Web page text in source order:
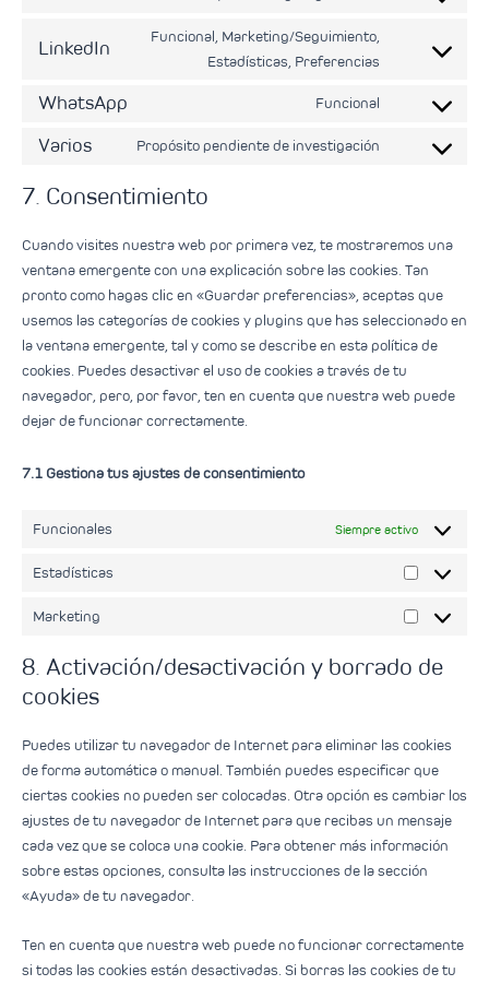
LinkedIn
Funcional, Marketing/Seguimiento,
Estadísticas, Preferencias
WhatsApp Funcional
Varios Propósito pendiente de investigación
7. Consentimiento
Cuando visites nuestra web por primera vez, te mostraremos una
ventana emergente con una explicación sobre las cookies. Tan
pronto como hagas clic en «Guardar preferencias», aceptas que
usemos las categorías de cookies y plugins que has seleccionado en
la ventana emergente, tal y como se describe en esta política de
cookies. Puedes desactivar el uso de cookies a través de tu
navegador, pero, por favor, ten en cuenta que nuestra web puede
dejar de funcionar correctamente.
7.1 Gestiona tus ajustes de consentimiento
Funcionales Siempre activo
Estadísticas
Marketing
8. Activación/desactivación y borrado de
cookies
Puedes utilizar tu navegador de Internet para eliminar las cookies
de forma automática o manual. También puedes especificar que
ciertas cookies no pueden ser colocadas. Otra opción es cambiar los
ajustes de tu navegador de Internet para que recibas un mensaje
cada vez que se coloca una cookie. Para obtener más información
sobre estas opciones, consulta las instrucciones de la sección
«Ayuda» de tu navegador.
Ten en cuenta que nuestra web puede no funcionar correctamente
si todas las cookies están desactivadas. Si borras las cookies de tu